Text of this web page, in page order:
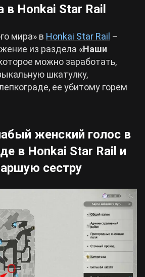
в Honkai Star Rail
мира» в Honkai Star Rail –
из раздела «Наши
можно заработать,
шкатулку,
ее убитому горем
женский голос в
в Honkai Star Rail и
сестру